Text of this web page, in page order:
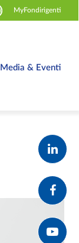
MyFondirigenti
Media & Eventi